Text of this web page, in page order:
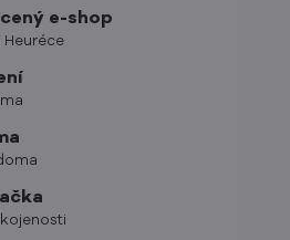
e-shop
Heuréce